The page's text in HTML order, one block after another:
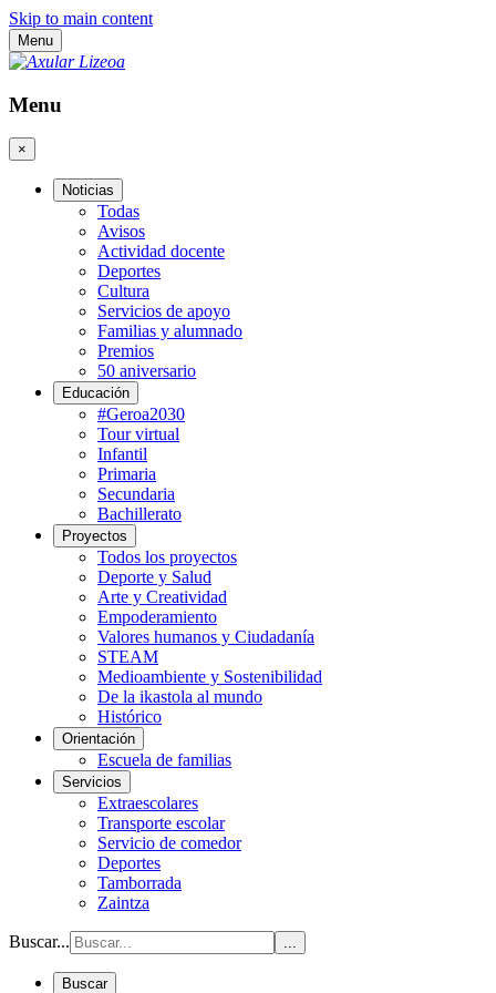
Skip to main content
Menu
Menu
×
Noticias
Todas
Avisos
Actividad docente
Deportes
Cultura
Servicios de apoyo
Familias y alumnado
Premios
50 aniversario
Educación
#Geroa2030
Tour virtual
Infantil
Primaria
Secundaria
Bachillerato
Proyectos
Todos los proyectos
Deporte y Salud
Arte y Creatividad
Empoderamiento
Valores humanos y Ciudadanía
STEAM
Medioambiente y Sostenibilidad
De la ikastola al mundo
Histórico
Orientación
Escuela de familias
Servicios
Extraescolares
Transporte escolar
Servicio de comedor
Deportes
Tamborrada
Zaintza
Buscar... ...
Buscar